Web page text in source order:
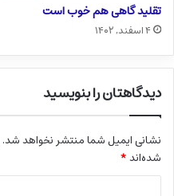
تقلید گاهی هم خوب است
۴ اسفند, ۱۴۰۲
دیدگاهتان را بنویسید
نشانی ایمیل شما منتشر نخواهد شد.
شده‌اند*